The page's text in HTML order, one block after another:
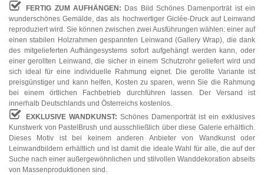
FERTIG ZUM AUFHÄNGEN: Das Bild Schönes Damenporträt ist ein
wunderschönes Gemälde, das als hochwertiger Giclée-Druck auf Leinwand
reproduziert wird. Sie können zwischen zwei Ausführungen wählen: einer auf
einen stabilen Holzrahmen gespannten Leinwand (Gallery Wrap), die dank
des mitgelieferten Aufhängesystems sofort aufgehängt werden kann, oder
einer gerollten Leinwand, die sicher in einem Schutzrohr geliefert wird und
sich ideal für eine individuelle Rahmung eignet. Die gerollte Variante ist
preisgünstiger und kann helfen, Kosten zu sparen, wenn Sie die Rahmung
bei einem örtlichen Fachbetrieb durchführen lassen. Der Versand ist
innerhalb Deutschlands und Österreichs kostenlos.
EXKLUSIVE WANDKUNST: Schönes Damenporträt ist ein exklusives
Kunstwerk von PastelBrush und ausschließlich über diese Galerie erhältlich.
Dieses Motiv ist bei keinem anderen Anbieter von Wandkunst oder
Leinwandbildern erhältlich und ist damit die ideale Wahl für alle, die auf der
Suche nach einer außergewöhnlichen und stilvollen Wanddekoration abseits
von Massenproduktionen sind.